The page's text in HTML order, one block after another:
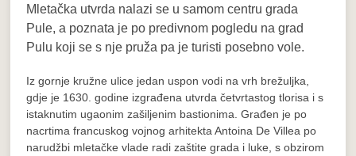
Mletačka utvrda nalazi se u samom centru grada
Pule, a poznata je po predivnom pogledu na grad
Pulu koji se s nje pruža pa je turisti posebno vole.
Iz gornje kružne ulice jedan uspon vodi na vrh brežuljka,
gdje je 1630. godine izgrađena utvrda četvrtastog tlorisa i s
istaknutim ugaonim zašiljenim bastionima. Građen je po
nacrtima francuskog vojnog arhitekta Antoina De Villea po
narudžbi mletačke vlade radi zaštite grada i luke, s obzirom